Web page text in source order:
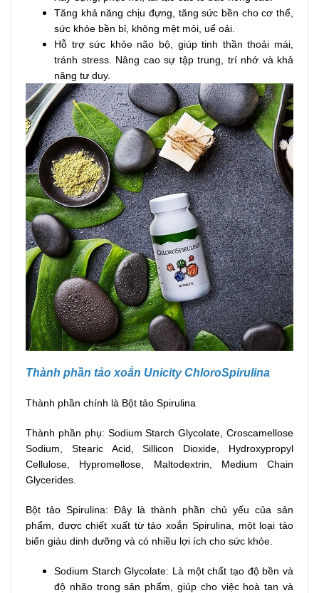
Tăng khả năng chịu đựng, tăng sức bền cho cơ thể,
sức khỏe bền bỉ, không mệt mỏi, uể oải.
Hỗ trợ sức khỏe não bộ, giúp tinh thần thoải mái,
tránh stress. Nâng cao sự tập trung, trí nhớ và khả
năng tư duy.
Thành phần tảo xoắn Unicity ChloroSpirulina
Thành phần chính là Bột tảo Spirulina
Thành phần phụ: Sodium Starch Glycolate, Croscamellose
Sodium, Stearic Acid, Sillicon Dioxide, Hydroxypropyl
Cellulose, Hypromellose, Maltodextrin, Medium Chain
Glycerides.
Bột tảo Spirulina: Đây là thành phần chủ yếu của sản
phẩm, được chiết xuất từ tảo xoắn Spirulina, một loại tảo
biển giàu dinh dưỡng và có nhiều lợi ích cho sức khỏe.
Sodium Starch Glycolate: Là một chất tạo độ bền và
độ nhão trong sản phẩm, giúp cho việc hoà tan và